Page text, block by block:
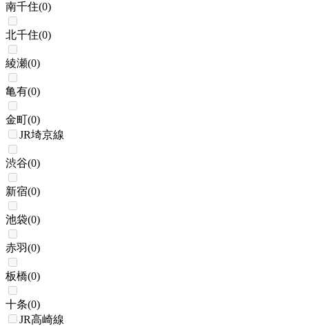
南千住(0)
北千住(0)
綾瀬(0)
亀有(0)
金町(0)
JR埼京線
渋谷(0)
新宿(0)
池袋(0)
赤羽(0)
板橋(0)
十条(0)
JR高崎線